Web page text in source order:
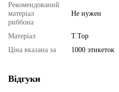
Рекомендований
матеріал
риббона
Не нужен
Матеріал
T.Top
Ціна вказана за
1000 этикеток
Відгуки